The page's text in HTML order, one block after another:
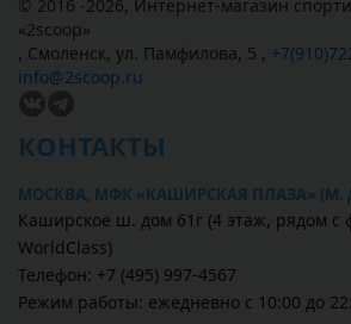
© 2016 -2026, Интернет-магазин
«2scoop»
, Смоленск, ул. Памфилова, 5 ,
info@2scoop.ru
КОНТАКТЫ
МОСКВА, МФК «КАШИРСКАЯ ПЛАЗА»
Каширское ш. дом 61г (4 этаж, рядом с
WorldClass)
Телефон: +7 (495) 997-4567
Режим работы: ежедневно с 10:00 до